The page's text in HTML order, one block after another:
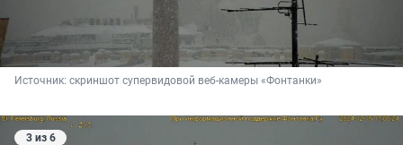
Источник: скриншот супервидовой веб-камеры «Фонтанки»
3 из 6